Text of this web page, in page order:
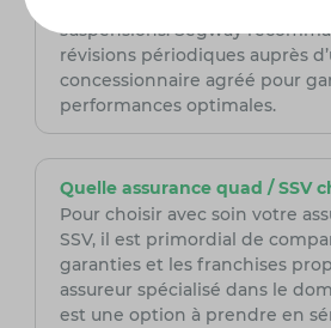
suspensions. Segway
révisions périodiques auprès
concessionnaire agréé pour
performances optimales.
Quelle assurance quad / SSV
Pour choisir avec soin votre
SSV, il est primordial de
garanties et les franchises
assureur spécialisé dans le
est une option à prendre en